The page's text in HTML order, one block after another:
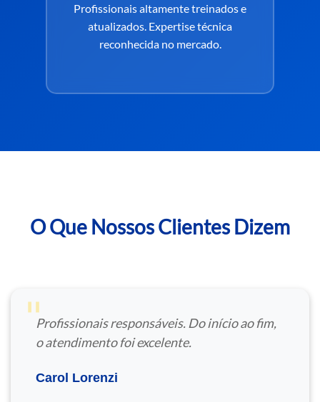
Profissionais altamente treinados e
atualizados. Expertise técnica
reconhecida no mercado.
O Que Nossos Clientes Dizem
"Profissionais responsáveis. Do início ao fim,
o atendimento foi excelente.
Carol Lorenzi